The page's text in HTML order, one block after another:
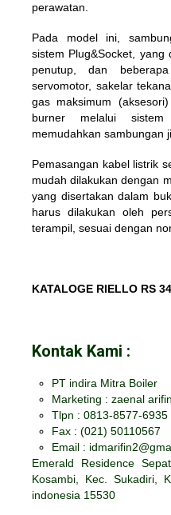
perawatan.
Pada model ini,
sistem Plug&Socket,
penutup, dan
servomotor, sakelar
gas maksimum
burner melalui
memudahkan sambungan
Pemasangan kabel listrik
mudah dilakukan dengan
yang disertakan dalam
harus dilakukan oleh
terampil, sesuai dengan
KATALOGE RIELLO RS
Kontak Kami :
PT indira Mitra Boiler
Marketing : zaenal arifin
Tlpn : 0813-8577-6935
Fax : (021) 50110567
Email :
Emerald Residence
Kosambi, Kec. Sukadiri,
indonesia 15530